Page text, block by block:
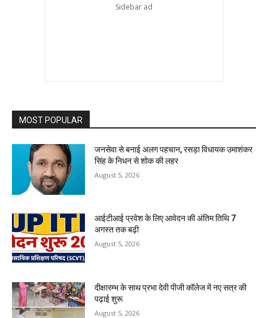
MOST POPULAR
जनसेवा से बनाई अलग पहचान, रसड़ा विधायक उमाशंकर
सिंह के निधन से शोक की लहर
August 5, 2026
आईटीआई प्रवेश के लिए आवेदन की अंतिम तिथि 7
अगस्त तक बढ़ी
August 5, 2026
दीक्षारम्भ के साथ प्रभा देवी पीजी कॉलेज में नए सत्र की
पढ़ाई शुरू
August 5, 2026